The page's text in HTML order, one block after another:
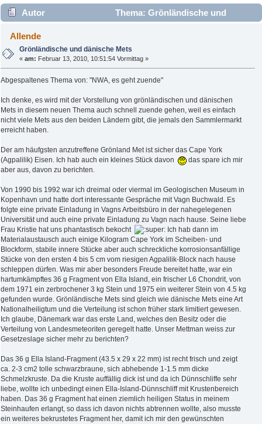
Autor
Thema: Grönländische und
dänische Mets (Gelesen 3282 mal)
Allende
Grönländische und dänische Mets
«am: Februar 13, 2010, 10:51:54 Vormittag »
Abgespaltenes Thema von: "NWA, es geht zuende"
Ich denke, es wird mit der Vorstellung von grönländischen und dänischen
Mets in diesem neuen Thema auch schnell zuende gehen, weil es einfach
nicht viele Mets aus den beiden Ländern gibt, die jemals den Sammlermarkt
erreicht haben.
Der am häufgsten anzutreffene Grönland Met ist sicher das Cape York
(Agpalilik) Eisen. Ich hab auch ein kleines Stück davon
das spare ich mir
aber aus, davon zu berichten.
Von 1990 bis 1992 war ich dreimal oder viermal im Geologischen Museum in
Kopenhavn und hatte dort interessante Gespräche mit Vagn Buchwald. Es
folgte eine private Einladung in Vagns Arbeitsbüro in der nahegelegenen
Universität und auch eine private Einladung zu Vagn nach hause. Seine liebe
Frau Kristie hat uns phantastisch bekocht
Ich hab dann im
Materialaustausch auch einige Kilogram Cape York im Scheiben- und
Blockform, stabile innere Stücke aber auch schreckliche korrosionsanfällige
Stücke von den ersten 4 bis 5 cm vom riesigen Agpalilik-Block nach hause
schleppen dürfen. Was mir aber besonders Freude bereitet hatte, war ein
hartumkämpftes 36 g Fragment von Ella Island, ein frischer L6 Chondrit, von
dem 1971 ein zerbrochener 3 kg Stein und 1975 ein weiterer Stein von 4.5 kg
gefunden wurde. Grönländische Mets sind gleich wie dänische Mets eine Art
Nationalheiligtum und die Verteilung ist schon früher stark limitiert gewesen.
Ich glaube, Dänemark war das erste Land, welches den Besitz oder die
Verteilung von Landesmeteoriten geregelt hatte. Unser Mettman weiss zur
Gesetzeslage sicher mehr zu berichten?
Das 36 g Ella Island-Fragment (43.5 x 29 x 22 mm) ist recht frisch und zeigt
ca. 2-3 cm2 tolle schwarzbraune, sich abhebende 1-1.5 mm dicke
Schmelzkruste. Da die Kruste auffällig dick ist und da ich Dünnschliffe sehr
liebe, wollte ich unbedingt einen Ella-Island-Dünnschliff mit Krustenbereich
haben. Das 36 g Fragment hat einen ziemlich heiligen Status in meinem
Steinhaufen erlangt, so dass ich davon nichts abtrennen wollte, also musste
ein weiteres bekrustetes Fragment her, damit ich mir den gewünschten